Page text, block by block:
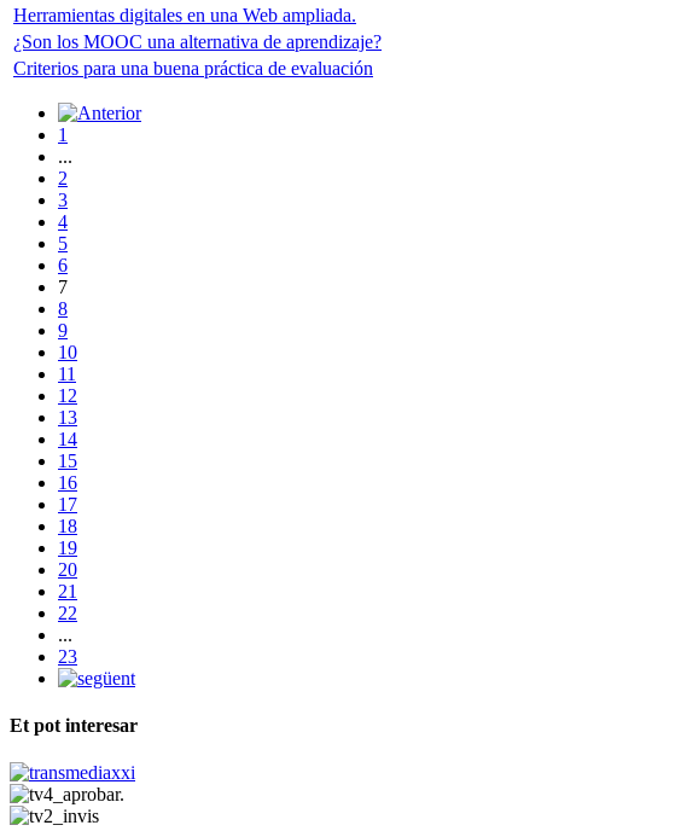
Herramientas digitales en una Web ampliada.
¿Son los MOOC una alternativa de aprendizaje?
Criterios para una buena práctica de evaluación
1
...
2
3
4
5
6
7
8
9
10
11
12
13
14
15
16
17
18
19
20
21
22
...
23
Et pot interesar